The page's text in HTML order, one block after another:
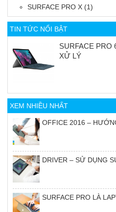
SURFACE PRO X (1)
TIN TỨC NỔI BẬT
SURFACE PRO
XỬ LÝ
XEM NHIỀU NHẤT
OFFICE 2016 –
DRIVER – SỬ DỤNG
SURFACE PRO LÀ